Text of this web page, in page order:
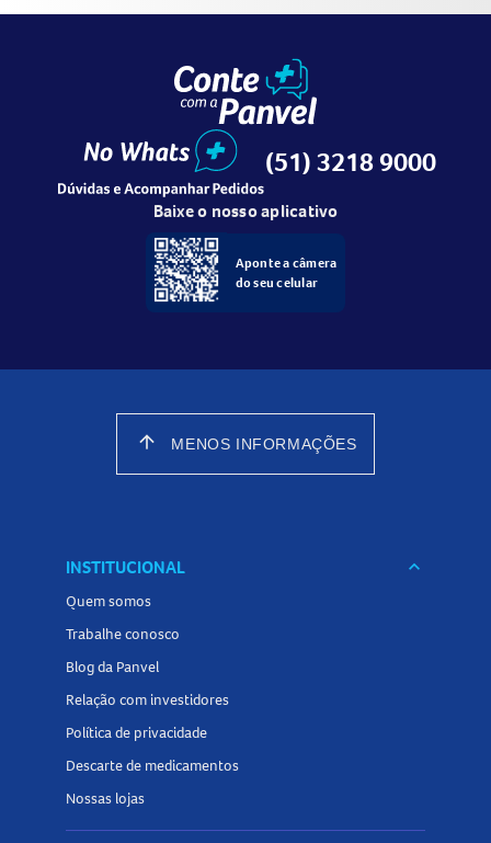
(51) 3218 9000
Baixe o nosso aplicativo
Aponte a câmera
do seu celular
arrow_upward MENOS INFORMAÇÕES
INSTITUCIONAL keyboard_arrow_down
Quem somos
Trabalhe conosco
Blog da Panvel
Relação com investidores
Política de privacidade
Descarte de medicamentos
Nossas lojas